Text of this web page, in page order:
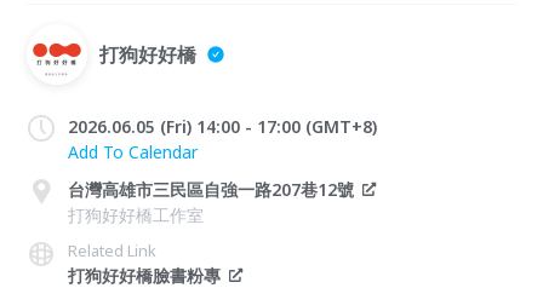
打狗好好橋
2026.06.05 (Fri) 14:00 - 17:00 (GMT+8)
Add To Calendar
台灣高雄市三民區自強一路207巷12號
打狗好好橋工作室
Related Link
打狗好好橋臉書粉專